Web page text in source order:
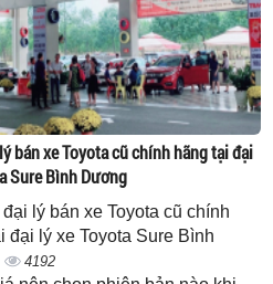
bán xe Toyota cũ chính hãng tại đại
Sure Bình Dương
lý bán xe Toyota cũ chính
đại lý xe Toyota Sure Bình
4192